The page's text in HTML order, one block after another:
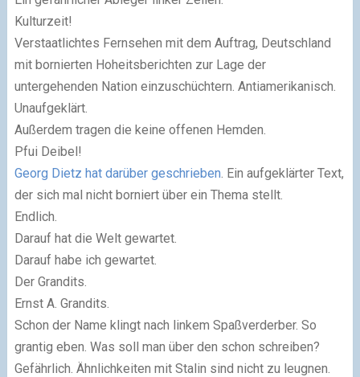
Kulturzeit!
Verstaatlichtes Fernsehen mit dem Auftrag, Deutschland
mit bornierten Hoheitsberichten zur Lage der
untergehenden Nation einzuschüchtern. Antiamerikanisch.
Unaufgeklärt.
Außerdem tragen die keine offenen Hemden.
Pfui Deibel!
Georg Dietz hat darüber geschrieben. Ein aufgeklärter Text,
der sich mal nicht borniert über ein Thema stellt.
Endlich.
Darauf hat die Welt gewartet.
Darauf habe ich gewartet.
Der Grandits.
Ernst A. Grandits.
Schon der Name klingt nach linkem Spaßverderber. So
grantig eben. Was soll man über den schon schreiben?
Gefährlich. Ähnlichkeiten mit Stalin sind nicht zu leugnen.